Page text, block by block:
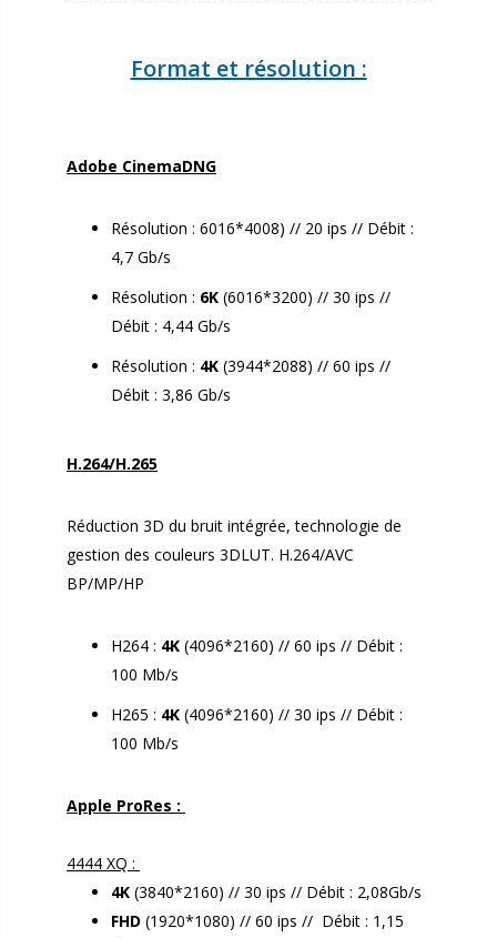
Format et résolution :
Adobe CinemaDNG
Résolution : 6016*4008) // 20 ips // Débit :
4,7 Gb/s
Résolution : 6K (6016*3200) // 30 ips //
Débit : 4,44 Gb/s
Résolution : 4K (3944*2088) // 60 ips //
Débit : 3,86 Gb/s
H.264/H.265
Réduction 3D du bruit intégrée, technologie de
gestion des couleurs 3DLUT. H.264/AVC
BP/MP/HP
H264 : 4K (4096*2160) // 60 ips // Débit :
100 Mb/s
H265 : 4K (4096*2160) // 30 ips // Débit :
100 Mb/s
Apple ProRes :
4444 XQ :
4K (3840*2160) // 30 ips // Débit : 2,08Gb/s
FHD (1920*1080) // 60 ips // Débit : 1,15